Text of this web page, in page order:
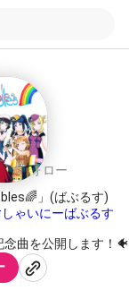
5 フォロー
」(ばぶるす)
ゃいにーばぶるす
曲を公開します！🐠